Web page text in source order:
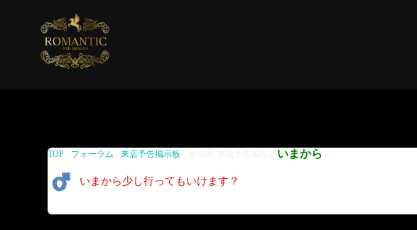
返信先: 来店予告掲示板
TOP フォーラム 来店予告掲示板 いまから
いまから少し行ってもいけます？